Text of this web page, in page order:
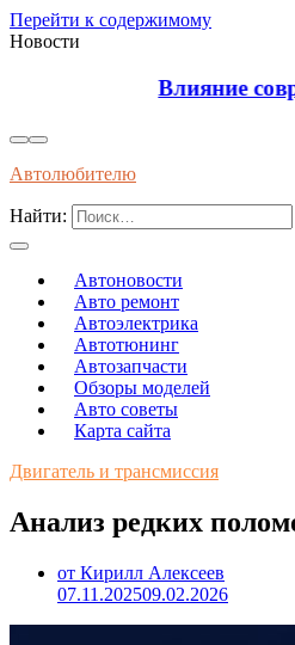
Перейти к содержимому
Новости
Влияние современного
Автолюбителю
Найти:
Автоновости
Авто ремонт
Автоэлектрика
Автотюнинг
Автозапчасти
Обзоры моделей
Авто советы
Карта сайта
Двигатель и трансмиссия
Анализ редких
от Кирилл Алексеев
07.11.202509.02.2026